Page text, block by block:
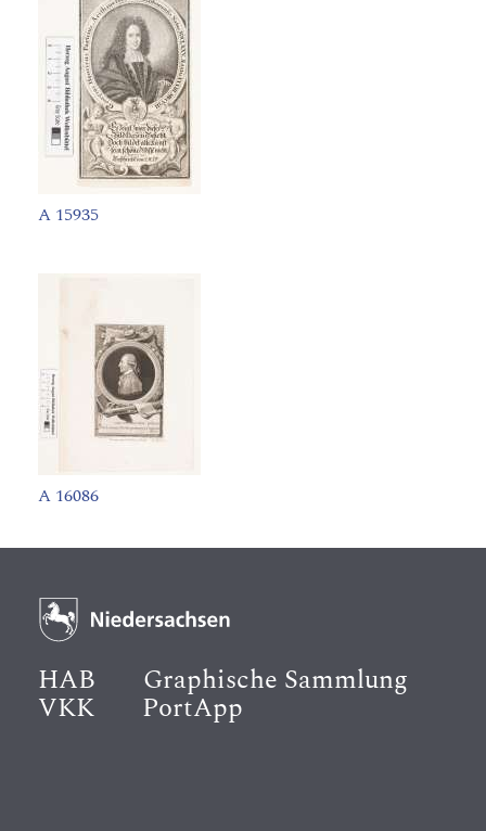
A 15935
A 16086
HAB Graphische Sammlung
VKK PortApp